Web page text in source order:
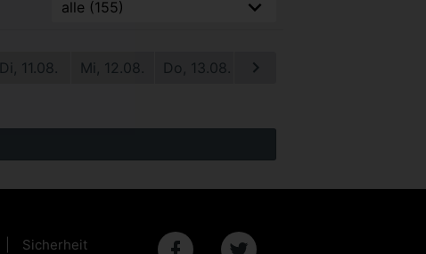
Di, 11.08. Mi, 12.08. Do, 13.08. Fr, 14.08.
Sicherheit